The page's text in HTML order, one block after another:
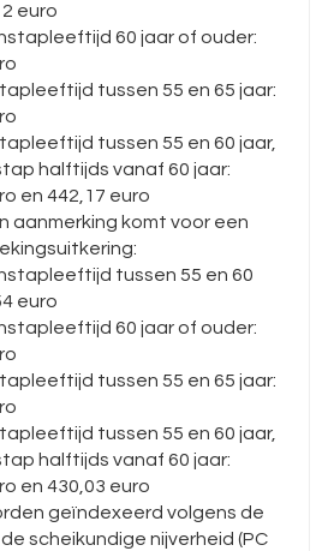
euro
60 jaar of ouder:
tussen 55 en 65 jaar:
tussen 55 en 60 jaar,
halftijds vanaf 60 jaar:
en 442,17 euro
aanmerking komt voor een
tussen 55 en 60
euro
60 jaar of ouder:
tussen 55 en 65 jaar:
tussen 55 en 60 jaar,
halftijds vanaf 60 jaar:
en 430,03 euro
geïndexeerd volgens de
scheikundige nijverheid (PC